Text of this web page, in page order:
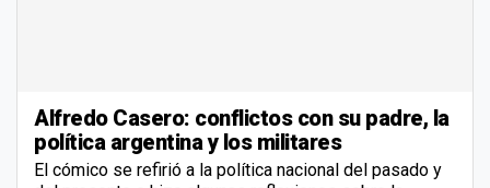
Alfredo Casero: conflictos con su padre, la
política argentina y los militares
El cómico se refirió a la política nacional del pasado y